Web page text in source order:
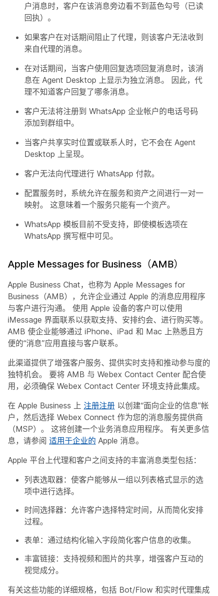
户消息时，客户在该消息旁边看不到蓝色勾号（已读
回执）。
如果客户在对话期间阻止了代理，则该客户无法收到
来自代理的消息。
在对话期间，当客户使用回复选项回复消息时，该消
息在 Agent Desktop 上显示为独立消息。 因此，代
理不知道客户回复了哪条消息。
客户无法将注册到 WhatsApp 企业帐户的电话号码
添加到群组中。
当客户共享实时位置或联系人时，它不会在 Agent
Desktop 上呈现。
客户无法向代理进行 WhatsApp 付款。
配置服务时，系统允许在服务和资产之间进行一对一
映射。 这意味着一个服务只能有一个资产。
WhatsApp 模板目前不受支持，即使模板选项在
WhatsApp 撰写框中可见。
Apple Messages for Business（AMB）
Apple Business Chat，也称为 Apple Messages for
Business（AMB），允许企业通过 Apple 的消息应用程序
与客户进行沟通。 使用 Apple 设备的客户可以使用
iMessage 界面联系以获取支持、安排约会、进行购买等。
AMB 使企业能够通过 iPhone、iPad 和 Mac 上熟悉且方
便的“消息”应用直接与客户联系。
此渠道提供了增强客户服务、提供实时支持和推动参与度的
独特机会。 要将 AMB 与 Webex Contact Center 配合使
用，必须确保 Webex Contact Center 环境支持此集成。
在 Apple Business 上 注册注册 以创建“面向企业的信息”帐
户，然后选择 Webex Connect 作为您的消息服务提供商
（MSP）。 这将创建一个业务消息应用程序。 有关更多信
息，请参阅 适用于企业的 Apple 消息。
Apple 平台上代理和客户之间支持的丰富消息类型包括：
列表选取器：使客户能够从一组以列表格式显示的选
项中进行选择。
时间选择器：允许客户选择特定时间，从而简化安排
过程。
表单：通过结构化输入字段简化客户信息的收集。
丰富链接：支持视频和图片的共享，增强客户互动的
视觉成分。
有关这些功能的详细规格，包括 Bot/Flow 和实时代理集成